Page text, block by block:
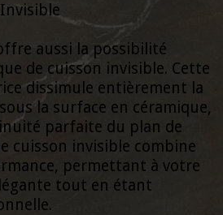
aussi la possibilité
de cuisson invisible. Cette
dissimule entièrement la
la surface en céramique,
parfaite du plan de
cuisson invisible combine
permettant à votre
tout en étant